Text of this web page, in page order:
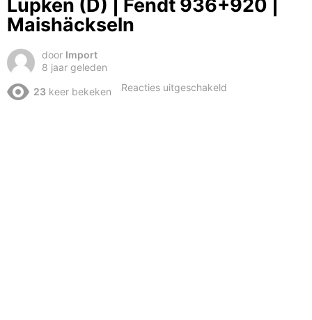
Lüpken (D) | Fendt 936+920 |
Maishäckseln
door Import
8 jaar geleden
23 keer bekeken Reacties uitgeschakeld